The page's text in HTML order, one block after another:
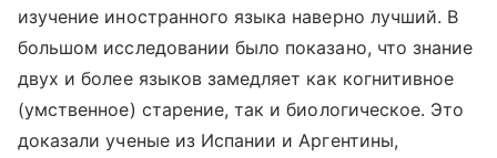
изучение иностранного языка наверно лучший. В
большом исследовании было показано, что знание
двух и более языков замедляет как когнитивное
(умственное) старение, так и биологическое. Это
доказали ученые из Испании и Аргентины,